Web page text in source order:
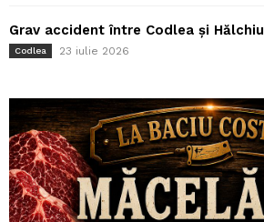
Grav accident între Codlea și Hălchiu
Codlea 23 iulie 2026